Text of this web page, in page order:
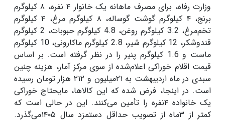
وزارت رفاه، برای مصرف ماهانه یک خانوار ۴نفره، ۸کیلوگرم
برنج،۴ کیلوگرم گوشت گوساله،۸ کیلوگرم مرغ، ۴کیلوگرم
تخم‌مرغ، 3.2 کیلوگرم روغن، 4.8 کیلوگرم حبوبات، 2 کیلوگرم
قندوشکر، 12 کیلوگرم شیر، 2.8 کیلوگرم ماکارونی، 10 کیلوگرم
ماست و 1.6 کیلوگرم پنیر را در نظر گرفته است. بر اساس
قیمت اقلام خوراکی اعلام‌شده از سوی مرکز آمار، هزینه چنین
سبدی در ماه اردیبهشت به ۲۱‌میلیون و ۲۱۲هزار تومان رسیده
است. در اینجا، فرض شده که این کالاها، مایحتاج خوراکی
یک خانواده ۴نفره را تأمین می‌کنند. این در حالی است که
کمتر از ۳ماه از تصویب حداقل دستمزد سال ۱۴۰۵می‌گذرد.